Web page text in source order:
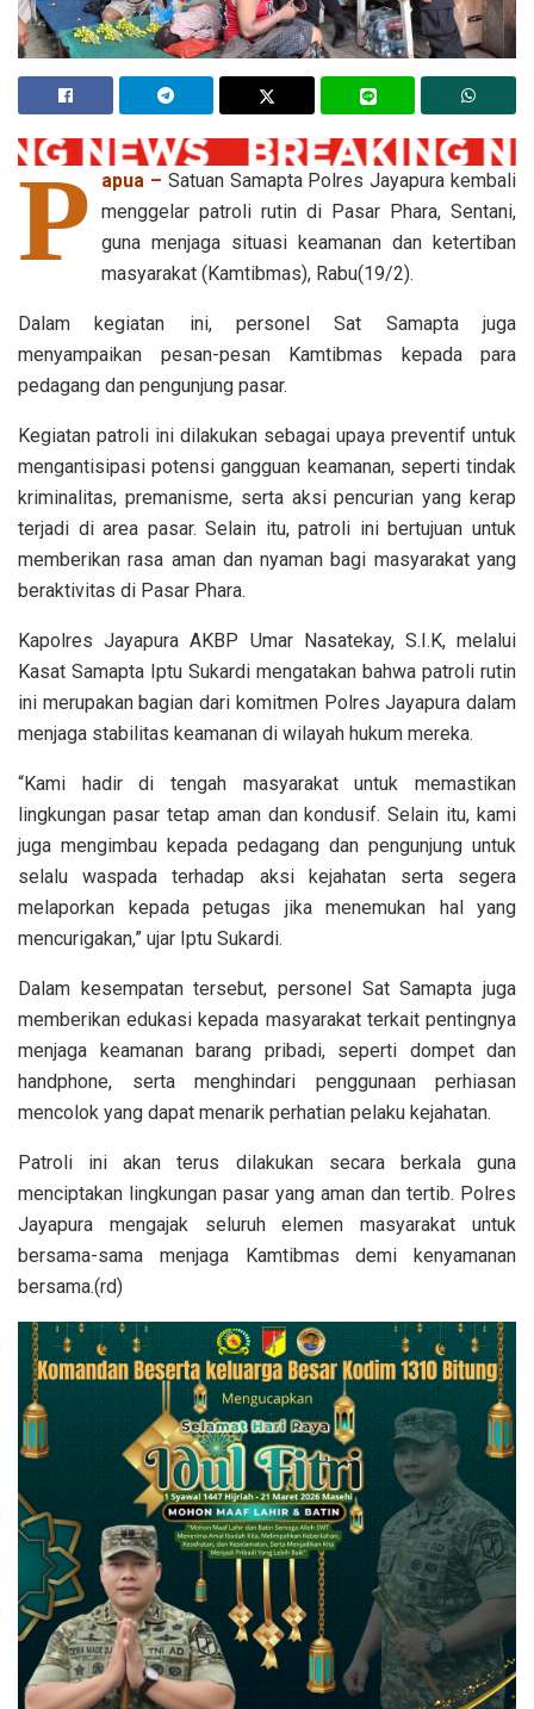
P apua – Satuan Samapta Polres Jayapura kembali
menggelar patroli rutin di Pasar Phara, Sentani,
guna menjaga situasi keamanan dan ketertiban
masyarakat (Kamtibmas), Rabu(19/2).
Dalam kegiatan ini, personel Sat Samapta juga
menyampaikan pesan-pesan Kamtibmas kepada para
pedagang dan pengunjung pasar.
Kegiatan patroli ini dilakukan sebagai upaya preventif untuk
mengantisipasi potensi gangguan keamanan, seperti tindak
kriminalitas, premanisme, serta aksi pencurian yang kerap
terjadi di area pasar. Selain itu, patroli ini bertujuan untuk
memberikan rasa aman dan nyaman bagi masyarakat yang
beraktivitas di Pasar Phara.
Kapolres Jayapura AKBP Umar Nasatekay, S.I.K, melalui
Kasat Samapta Iptu Sukardi mengatakan bahwa patroli rutin
ini merupakan bagian dari komitmen Polres Jayapura dalam
menjaga stabilitas keamanan di wilayah hukum mereka.
“Kami hadir di tengah masyarakat untuk memastikan
lingkungan pasar tetap aman dan kondusif. Selain itu, kami
juga mengimbau kepada pedagang dan pengunjung untuk
selalu waspada terhadap aksi kejahatan serta segera
melaporkan kepada petugas jika menemukan hal yang
mencurigakan,” ujar Iptu Sukardi.
Dalam kesempatan tersebut, personel Sat Samapta juga
memberikan edukasi kepada masyarakat terkait pentingnya
menjaga keamanan barang pribadi, seperti dompet dan
handphone, serta menghindari penggunaan perhiasan
mencolok yang dapat menarik perhatian pelaku kejahatan.
Patroli ini akan terus dilakukan secara berkala guna
menciptakan lingkungan pasar yang aman dan tertib. Polres
Jayapura mengajak seluruh elemen masyarakat untuk
bersama-sama menjaga Kamtibmas demi kenyamanan
bersama.(rd)